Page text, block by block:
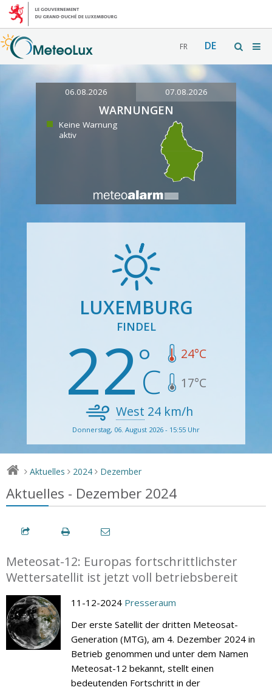
FR DE
06.08.2026 07.08.2026
WARNUNGEN
Keine Warnung
aktiv
LUXEMBURG
FINDEL
22 24°C
17°C
West 24 km/h
Donnerstag, 06. August 2026 - 15:55 Uhr
> Aktuelles > 2024 > Dezember
Aktuelles - Dezember 2024
Meteosat-12: Europas fortschrittlichster
Wettersatellit ist jetzt voll betriebsbereit
11-12-2024 Presseraum
Der erste Satellit der dritten Meteosat-
Generation (MTG), am 4. Dezember 2024 in
Betrieb genommen und unter dem Namen
Meteosat-12 bekannt, stellt einen
bedeutenden Fortschritt in der